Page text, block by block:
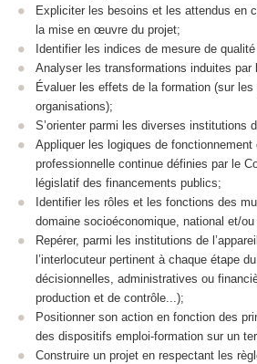
Expliciter les besoins et les attendus en
la mise en œuvre du projet;
Identifier les indices de mesure de
Analyser les transformations induites par
Évaluer les effets de la formation (sur
organisations);
S’orienter parmi les diverses institutions
Appliquer les logiques de fonctionnement
professionnelle continue définies par le
législatif des financements publics;
Identifier les rôles et les fonctions des
domaine socioéconomique, national et/ou
Repérer, parmi les institutions de
l’interlocuteur pertinent à chaque étape
décisionnelles, administratives ou
production et de contrôle...);
Positionner son action en fonction des
des dispositifs emploi-formation sur un
Construire un projet en respectant les